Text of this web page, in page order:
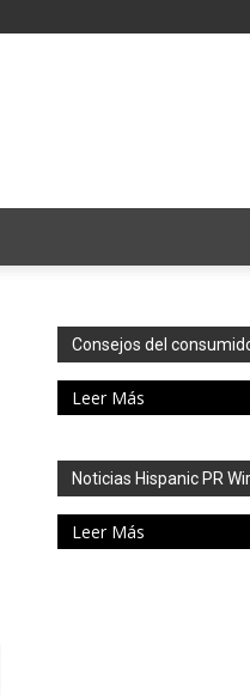
Consejos del
Leer Más
Noticias Hispanic PR
Leer Más